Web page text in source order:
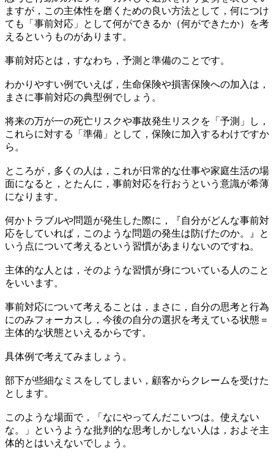
ますが，この主体性を磨くための良い方法として，何につけ
ても「事前対応」として何ができるか（何ができたか）を考
えるというものがあります。
事前対応とは，すなわち，予測と準備のことです。
わかりやすい例でいえば，生命保険や損害保険への加入は，
まさに事前対応の典型例でしょう。
将来の万が一の死亡リスクや事故発生リスクを「予測」し，
これらに対する「準備」として，保険に加入するわけですか
ら。
ところが，多くの人は，これが日常的な仕事や家庭生活の場
面になると，とたんに，事前対応を行おうという意識が希薄
になります。
何かトラブルや問題が発生した際に，『自分がどんな事前対
応をしていれば，このような問題の発生は防げたのか。』と
いう点について考えるという習慣があまりないのですね。
主体的な人とは，そのような習慣が身についている人のこと
をいいます。
事前対応について考えることは，まさに，自分の思考と行為
にのみフォーカスし，今後の自分の選択を考えている状態＝
主体的な状態といえるからです。
具体例で考えてみましょう。
部下が些細なミスをしてしまい，顧客からクレームを受けた
とします。
このような場面で，「なにやってんだこいつは。使えない
な。」というような批判的な思考しかしない人は，およそ主
体的とはいえないでしょう。